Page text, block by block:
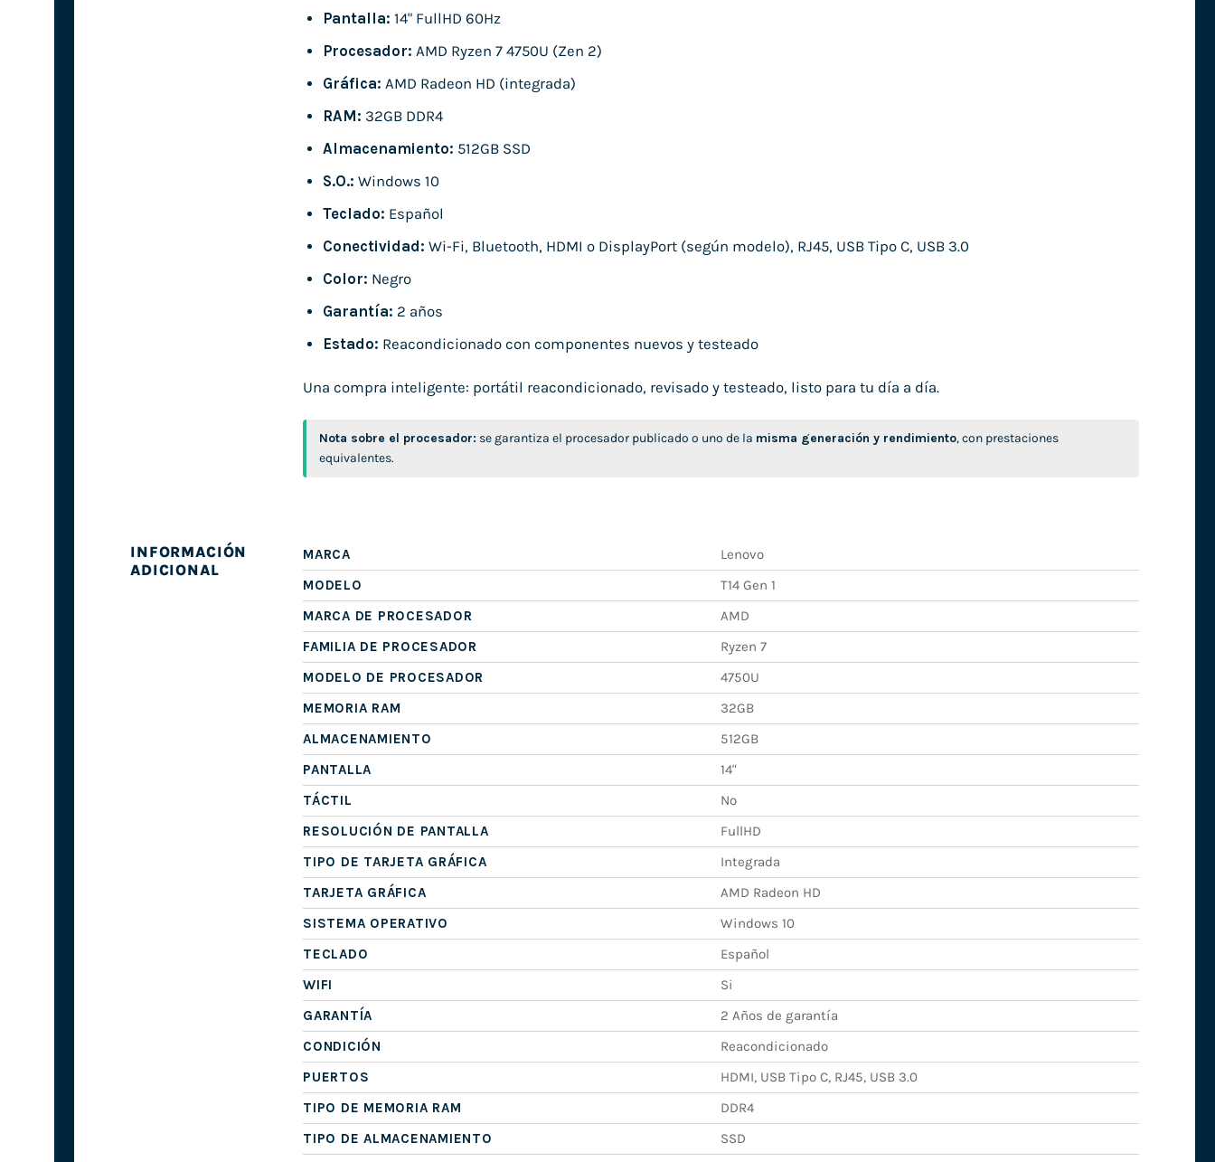
Pantalla: 14" FullHD 60Hz
Procesador: AMD Ryzen 7 4750U (Zen 2)
Gráfica: AMD Radeon HD (integrada)
RAM: 32GB DDR4
Almacenamiento: 512GB SSD
S.O.: Windows 10
Teclado: Español
Conectividad: Wi-Fi, Bluetooth, HDMI o DisplayPort (según modelo), RJ45, USB Tipo C, USB 3.0
Color: Negro
Garantía: 2 años
Estado: Reacondicionado con componentes nuevos y testeado
Una compra inteligente: portátil reacondicionado, revisado y testeado, listo para tu día a día.
Nota sobre el procesador: se garantiza el procesador publicado o uno de la misma generación y rendimiento, con prestaciones
equivalentes.
INFORMACIÓN
ADICIONAL
MARCA
Lenovo
MODELO
T14 Gen 1
MARCA DE PROCESADOR
AMD
FAMILIA DE PROCESADOR
Ryzen 7
MODELO DE PROCESADOR
4750U
MEMORIA RAM
32GB
ALMACENAMIENTO
512GB
PANTALLA
14"
TÁCTIL
No
RESOLUCIÓN DE PANTALLA
FullHD
TIPO DE TARJETA GRÁFICA
Integrada
TARJETA GRÁFICA
AMD Radeon HD
SISTEMA OPERATIVO
Windows 10
TECLADO
Español
WIFI
Si
GARANTÍA
2 Años de garantía
CONDICIÓN
Reacondicionado
PUERTOS
HDMI, USB Tipo C, RJ45, USB 3.0
TIPO DE MEMORIA RAM
DDR4
TIPO DE ALMACENAMIENTO
SSD